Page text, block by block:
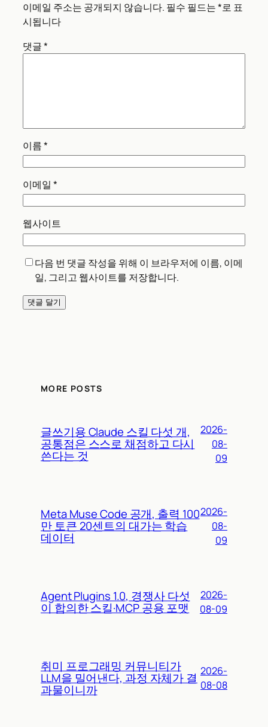
이메일 주소는 공개되지 않습니다. 필수 필드는*로 표
시됩니다
댓글*
이름*
이메일 *
웹사이트
다음 번 댓글 작성을 위해 이 브라우저에 이름, 이메
일, 그리고 웹사이트를 저장합니다.
MORE POSTS
글쓰기용 Claude 스킬 다섯 개,
공통점은 스스로 채점하고 다시
쓴다는 것
2026-
08-
09
Meta Muse Code 공개, 출력 100
만 토큰 20센트의 대가는 학습
데이터
2026-
08-
09
Agent Plugins 1.0, 경쟁사 다섯
이 합의한 스킬·MCP 공용 포맷
2026-
08-09
취미 프로그래밍 커뮤니티가
LLM을 밀어낸다, 과정 자체가 결
과물이니까
2026-
08-08